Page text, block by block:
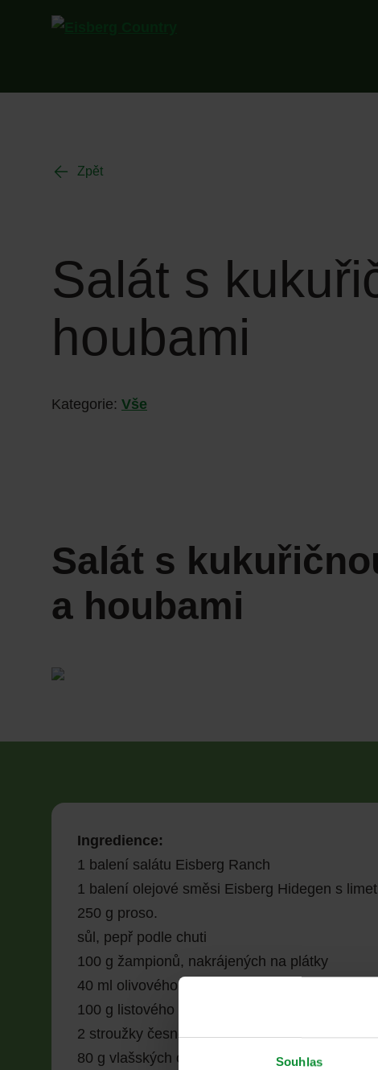
Souhlas
Zpět
Salát s
houbami
Kategorie: Vše
Salát s
a houbami
Ingredience:
1 balení salátu Eisberg Ranch
1 balení olejové směsi Eisberg Hidegen s
250 g proso.
sůl, pepř podle chuti
100 g žampionů, nakrájených na plátky
40 ml olivového oleje
100 g listového špenátu
2 stroužky česneku
80 g vlašských ořechů